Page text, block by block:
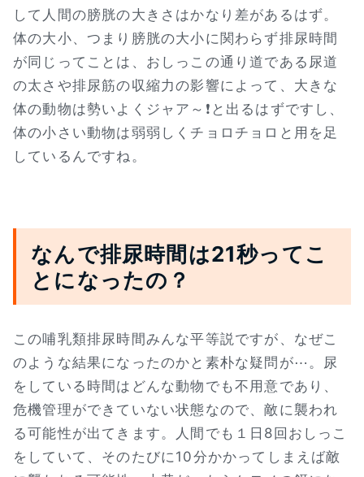
して人間の膀胱の大きさはかなり差があるはず。
体の大小、つまり膀胱の大小に関わらず排尿時間
が同じってことは、おしっこの通り道である尿道
の太さや排尿筋の収縮力の影響によって、大きな
体の動物は勢いよくジャア～❗と出るはずですし、
体の小さい動物は弱弱しくチョロチョロと用を足
しているんですね。
なんで排尿時間は21秒ってこ
とになったの？
この哺乳類排尿時間みんな平等説ですが、なぜこ
のような結果になったのかと素朴な疑問が⋯。尿
をしている時間はどんな動物でも不用意であり、
危機管理ができていない状態なので、敵に襲われ
る可能性が出てきます。人間でも１日8回おしっこ
をしていて、そのたびに10分かかってしまえば敵